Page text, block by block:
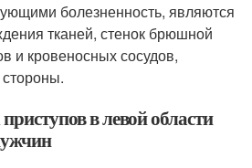
болезненность, являются
тканей, стенок брюшной
и кровеносных сосудов,
в левой области